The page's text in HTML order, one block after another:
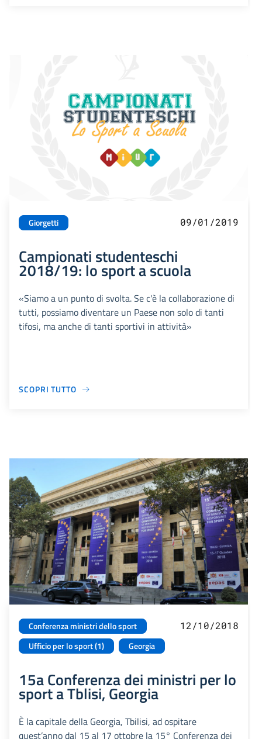
Giorgetti 09/01/2019
Campionati studenteschi
2018/19: lo sport a scuola
«Siamo a un punto di svolta. Se c'è la collaborazione di
tutti, possiamo diventare un Paese non solo di tanti
tifosi, ma anche di tanti sportivi in attività»
SCOPRI TUTTO
Conferenza ministri dello sport
Ufficio per lo sport (1)
Georgia
12/10/2018
15a Conferenza dei ministri per lo
sport a Tblisi, Georgia
È la capitale della Georgia, Tbilisi, ad ospitare
quest’anno dal 15 al 17 ottobre la 15° Conferenza dei